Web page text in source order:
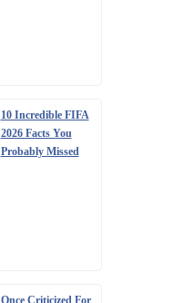
10 Incredible FIFA
2026 Facts You
Probably Missed
Once Criticized For